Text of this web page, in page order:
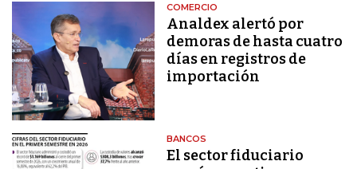
COMERCIO
Analdex alertó por
demoras de hasta cuatro
días en registros de
importación
BANCOS
El sector fiduciario